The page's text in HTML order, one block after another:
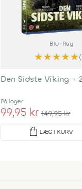
Blu-Ray
★★★★★
Den Sidste Viking -
På lager
99,95 kr 149,95 kr
shopping_bag LÆG I KURV